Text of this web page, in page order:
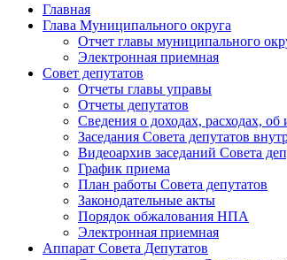
Главная
Глава Муниципального округа
Отчет главы муниципального
Электронная приемная
Совет депутатов
Отчеты главы управы
Отчеты депутатов
Сведения о доходах, расходах,
Заседания Совета депутатов
Видеоархив заседаний Совета
График приема
План работы Совета депутатов
Законодательные акты
Порядок обжалования НПА
Электронная приемная
Аппарат Совета Депутатов